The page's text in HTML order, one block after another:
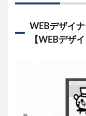
像を
ため
のコWEBデザイ
【WEBデザ